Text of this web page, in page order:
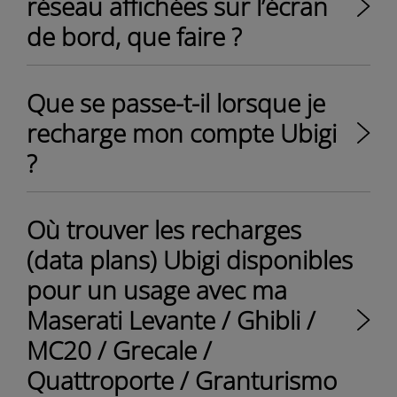
de bord, que faire ?
Que se passe-t-il lorsque je
recharge mon compte Ubigi
?
Où trouver les recharges
(data plans) Ubigi disponibles
pour un usage avec ma
Maserati Levante / Ghibli /
MC20 / Grecale /
Quattroporte / Granturismo